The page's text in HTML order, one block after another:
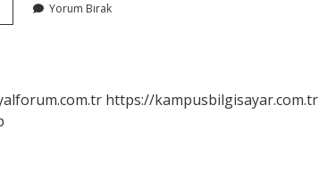
Yorum Bırak
https://kampusbilgisayar.com.tr